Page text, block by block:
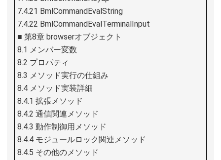
7.4.21 BmlCommandEvalString
7.4.22 BmlCommandEvalTerminalInput
■ 第8章 browserオブジェクト
8.1 メンバー変数
8.2 プロパティ
8.3 メソッド実行の仕組み
8.4 メソッド実装詳細
8.4.1 拡張メソッド
8.4.2 通信関連メソッド
8.4.3 動作制御用メソッド
8.4.4 モジュールロック関連メソッド
8.4.5 その他のメソッド